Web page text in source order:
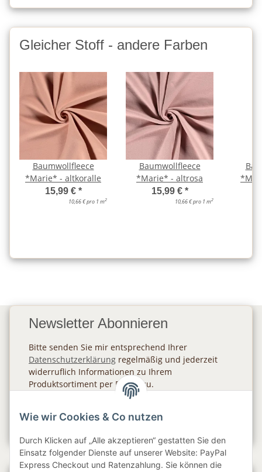
Gleicher Stoff - andere Farben
Baumwollfleece
*Marie* - altkoralle
15,99 € *
10,66 € pro 1 m2
Baumwollfleece
*Marie* - altrosa
15,99 € *
10,66 € pro 1 m2
Newsletter Abonnieren
Bitte senden Sie mir entsprechend Ihrer
Datenschutzerklärung regelmäßig und jederzeit
widerruflich Informationen zu Ihrem
Produktsortiment per E-Mail zu.
Wie wir Cookies & Co nutzen
Durch Klicken auf „Alle akzeptieren“ gestatten Sie den
Einsatz folgender Dienste auf unserer Website: PayPal
Express Checkout und Ratenzahlung. Sie können die